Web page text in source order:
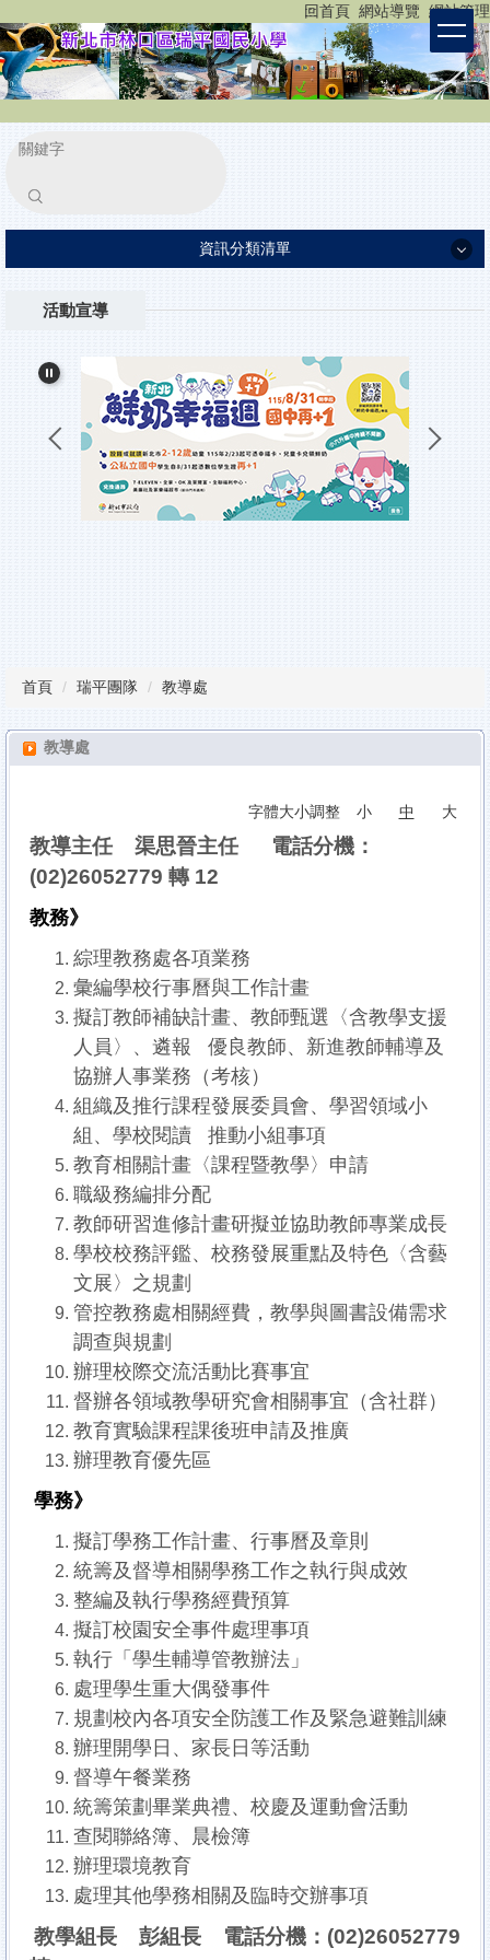
到
主
要
區
:::
回首頁 網站導覽 網站管理
搜尋
資訊分類清單
瑞平團隊
家長專區
小一新生入學報到
校園服務
雲端學習平台
檔案下載
活動宣導
首頁 瑞平團隊 教導處
教導處
字體大小調整 小 中 大
教導主任 渠思晉主任 電話分機：
(02)26052779 轉 12
教務》
綜理教務處各項業務
彙編學校行事曆與工作計畫
擬訂教師補缺計畫、教師甄選〈含教學支援
人員〉、遴報 優良教師、新進教師輔導及
協辦人事業務（考核）
組織及推行課程發展委員會、學習領域小
組、學校閱讀 推動小組事項
教育相關計畫〈課程暨教學〉申請
職級務編排分配
教師研習進修計畫研擬並協助教師專業成長
學校校務評鑑、校務發展重點及特色〈含藝
文展〉之規劃
管控教務處相關經費，教學與圖書設備需求
調查與規劃
辦理校際交流活動比賽事宜
督辦各領域教學研究會相關事宜（含社群）
教育實驗課程課後班申請及推廣
辦理教育優先區
學務》
擬訂學務工作計畫、行事曆及章則
統籌及督導相關學務工作之執行與成效
整編及執行學務經費預算
擬訂校園安全事件處理事項
執行「學生輔導管教辦法」
處理學生重大偶發事件
規劃校內各項安全防護工作及緊急避難訓練
辦理開學日、家長日等活動
督導午餐業務
統籌策劃畢業典禮、校慶及運動會活動
查閱聯絡簿、晨檢簿
辦理環境教育
處理其他學務相關及臨時交辦事項
教學組長 彭組長 電話分機：(02)26052779